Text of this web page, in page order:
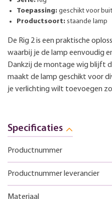
Toepassing: geschikt voor
Productsoort: staande lamp
De Rig 2 is een praktische
waarbij je de lamp eenvoudig
Dankzij de montage wig blijft
maakt de lamp geschikt voor
je verlichting wilt toevoegen
Specificaties
Productnummer
Productnummer leverancier
Materiaal